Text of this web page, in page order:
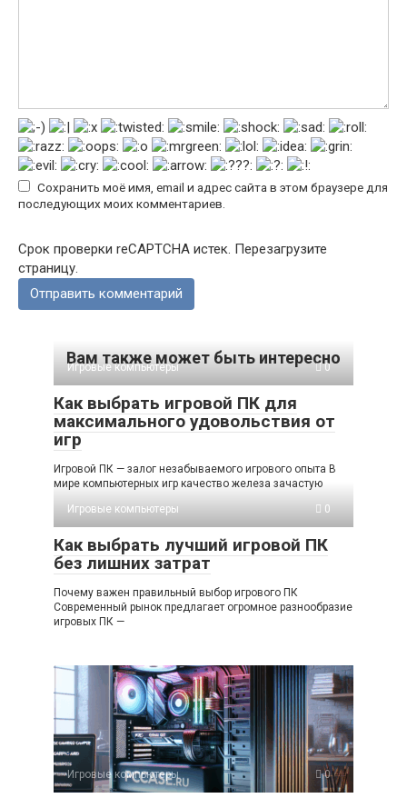
Сохранить моё имя, email и адрес сайта в этом браузере для
последующих моих комментариев.
Срок проверки reCAPTCHA истек. Перезагрузите
страницу.
Вам также может быть интересно
Игровые компьютеры 0
Как выбрать игровой ПК для
максимального удовольствия от
игр
Игровой ПК — залог незабываемого игрового опыта В
мире компьютерных игр качество железа зачастую
Игровые компьютеры
0
Как выбрать лучший игровой ПК
без лишних затрат
Почему важен правильный выбор игрового ПК
Современный рынок предлагает огромное разнообразие
игровых ПК —
Игровые компьютеры 0